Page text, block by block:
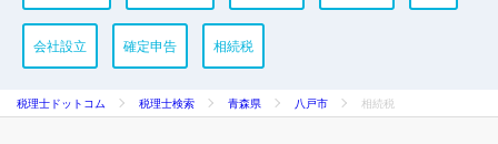
会社設立 確定申告 相続税
税理士ドットコム 税理士検索 青森県 八戸市 相続税